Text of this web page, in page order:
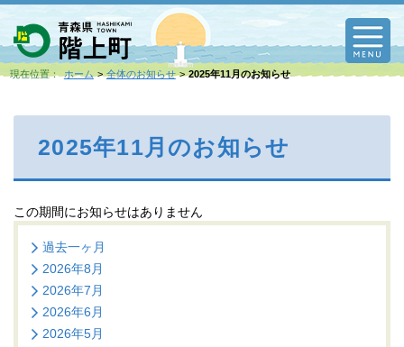
現在位置： ホーム 全体のお知らせ 2025年11月のお知らせ
過去一ヶ月
2026年8月
2026年7月
2026年6月
2026年5月
2025年11月のお知らせ
この期間にお知らせはありません